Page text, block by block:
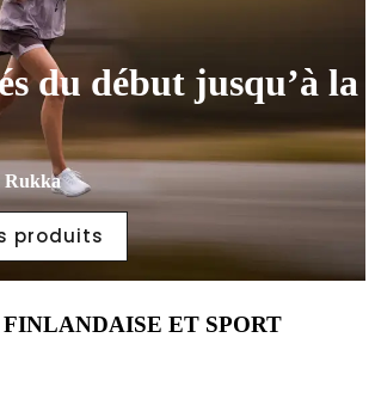
du début jusqu’à la
Rukka
produits
ET SPORT